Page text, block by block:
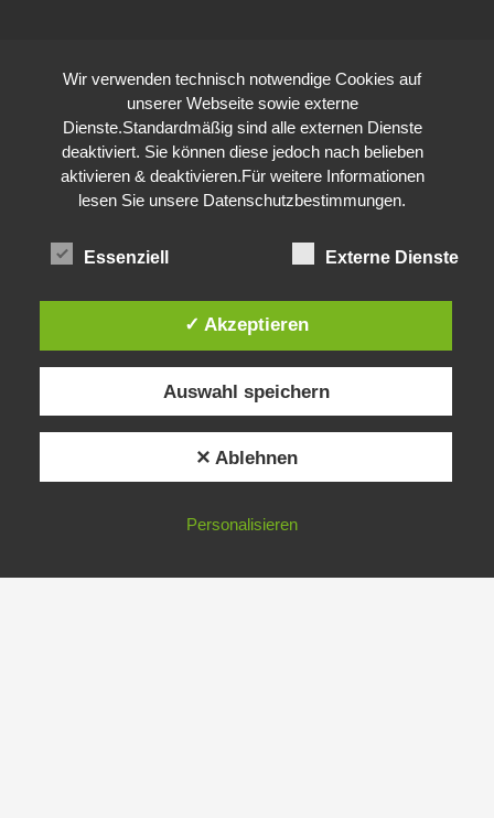
Wir verwenden technisch notwendige Cookies auf
unserer Webseite sowie externe
Dienste.Standardmäßig sind alle externen Dienste
deaktiviert. Sie können diese jedoch nach belieben
aktivieren & deaktivieren.Für weitere Informationen
lesen Sie unsere Datenschutzbestimmungen.
Essenziell Externe Dienste
✓ Akzeptieren
Auswahl speichern
✕ Ablehnen
Personalisieren